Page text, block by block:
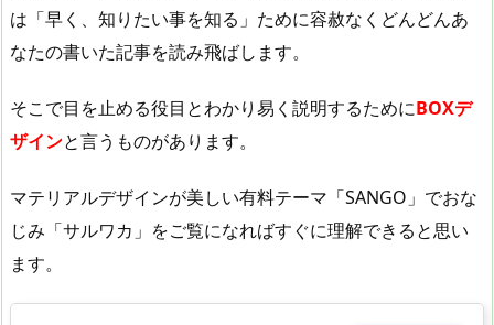
は「早く、知りたい事を知る」ために容赦なくどんどんあ
なたの書いた記事を読み飛ばします。
そこで目を止める役目とわかり易く説明するためにBOXデ
ザインと言うものがあります。
マテリアルデザインが美しい有料テーマ「SANGO」でおな
じみ「サルワカ」をご覧になればすぐに理解できると思い
ます。